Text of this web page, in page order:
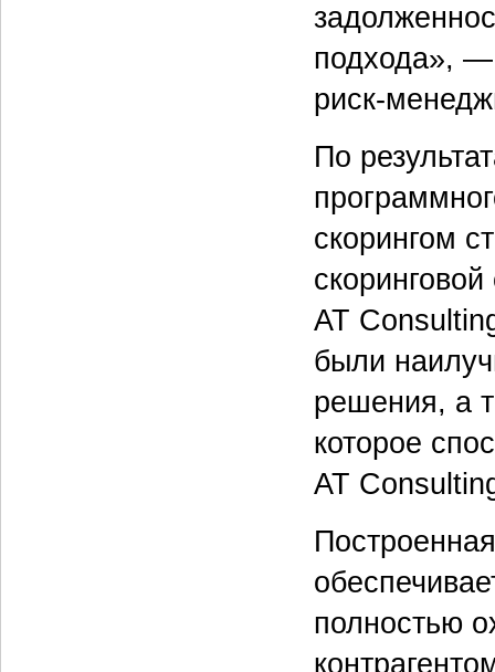
подхода», —
риск-
По
скорингом
AT
были
решения, а
которое
AT
полностью